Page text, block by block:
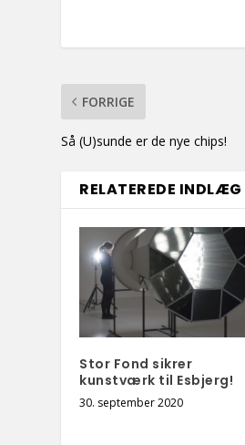
FORRIGE
Så (U)sunde er de nye chips!
RELATEREDE INDLÆG
Stor Fond sikrer
kunstværk til Esbjerg!
30. september 2020